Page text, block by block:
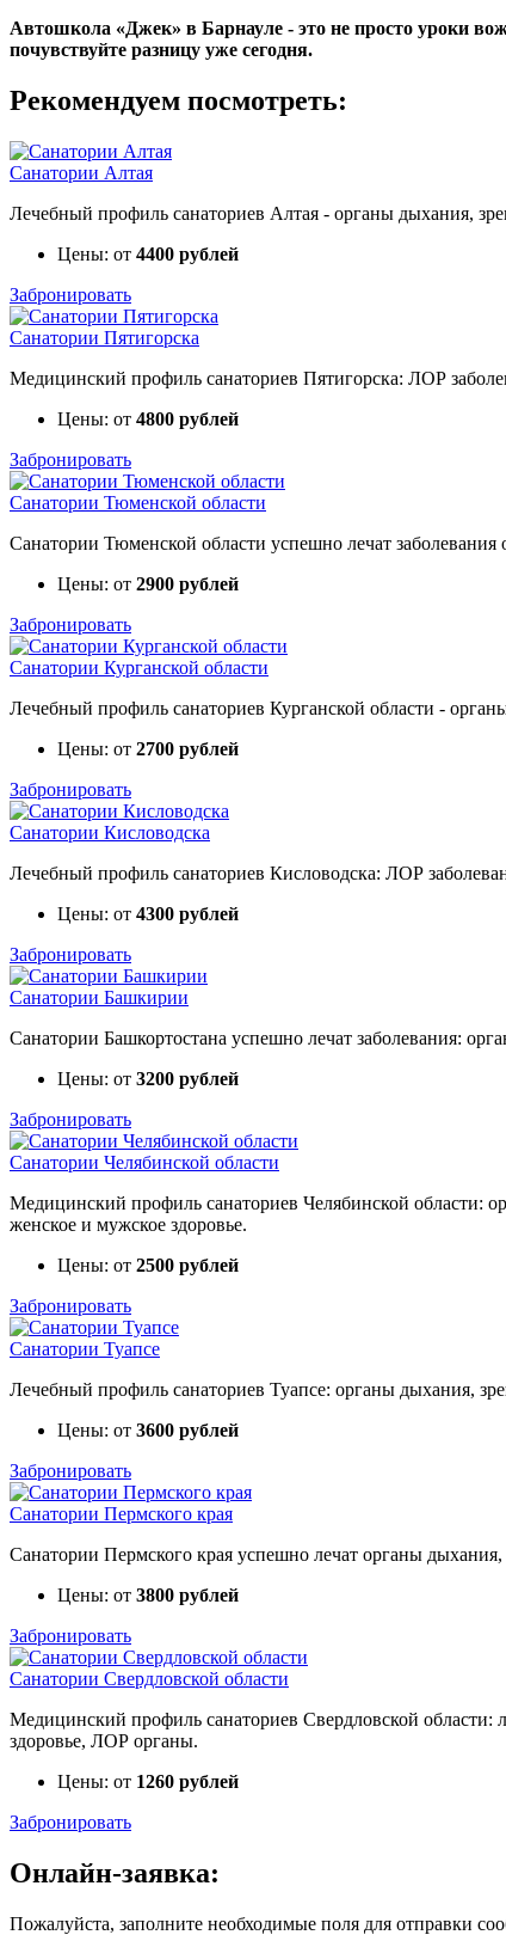
Автошкола «Джек» в Барнауле - это не просто уроки
почувствуйте разницу уже сегодня.
Рекомендуем посмотреть:
Санатории Алтая
Лечебный профиль санаториев Алтая - органы дыхания,
Цены: от 4400 рублей
Забронировать
Санатории Пятигорска
Медицинский профиль санаториев Пятигорска: ЛОР
Цены: от 4800 рублей
Забронировать
Санатории Тюменской области
Санатории Тюменской области успешно лечат
Цены: от 2900 рублей
Забронировать
Санатории Курганской области
Лечебный профиль санаториев Курганской области -
Цены: от 2700 рублей
Забронировать
Санатории Кисловодска
Лечебный профиль санаториев Кисловодска: ЛОР
Цены: от 4300 рублей
Забронировать
Санатории Башкирии
Санатории Башкортостана успешно лечат заболевания:
Цены: от 3200 рублей
Забронировать
Санатории Челябинской области
Медицинский профиль санаториев Челябинской области:
женское и мужское здоровье.
Цены: от 2500 рублей
Забронировать
Санатории Туапсе
Лечебный профиль санаториев Туапсе: органы дыхания,
Цены: от 3600 рублей
Забронировать
Санатории Пермского края
Санатории Пермского края успешно лечат органы
Цены: от 3800 рублей
Забронировать
Санатории Свердловской области
Медицинский профиль санаториев Свердловской области:
здоровье, ЛОР органы.
Цены: от 1260 рублей
Забронировать
Онлайн-заявка:
Пожалуйста, заполните необходимые поля для отправки